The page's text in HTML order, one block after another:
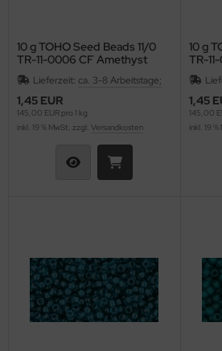
10 g TOHO Seed Beads 11/0
TR-11-0006 CF Amethyst
Dark Frosted
Lieferzeit: ca. 3-8 Arbeitstage;
1,45 EUR
145,00 EUR pro 1 kg
inkl. 19 % MwSt. zzgl. Versandkosten
10 g
TR-
1,45
145,00
inkl. 19